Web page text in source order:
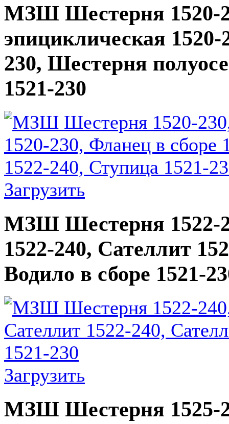
МЗШ Шестерня 1520-
эпициклическая
230, Шестерня
1521-230
Загрузить
МЗШ Шестерня 1522-
1522-240, Сателлит
Водило в сборе 1521-
Загрузить
МЗШ Шестерня 1525-